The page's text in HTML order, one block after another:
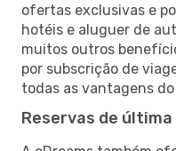
ofertas exclusivas e
hotéis e aluguer de
muitos outros
por subscrição de
todas as vantagens do
Reservas de